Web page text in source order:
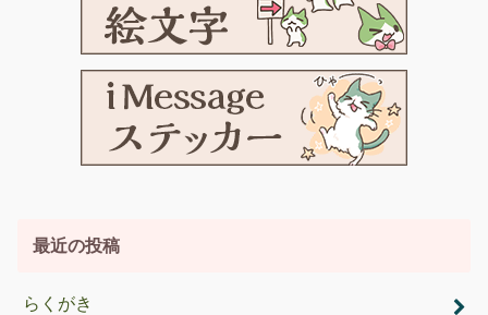
最近の投稿
らくがき